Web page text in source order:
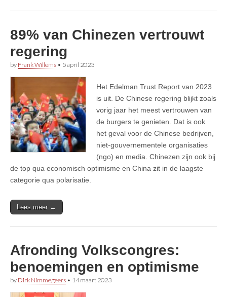
89% van Chinezen vertrouwt
regering
by Frank Willems • 5 april 2023
Het Edelman Trust Report van 2023
is uit. De Chinese regering blijkt zoals
vorig jaar het meest vertrouwen van
de burgers te genieten. Dat is ook
het geval voor de Chinese bedrijven,
niet-gouvernementele organisaties
(ngo) en media. Chinezen zijn ook bij
de top qua economisch optimisme en China zit in de laagste
categorie qua polarisatie.
Lees meer →
Afronding Volkscongres:
benoemingen en optimisme
by Dirk Nimmegeers • 14 maart 2023